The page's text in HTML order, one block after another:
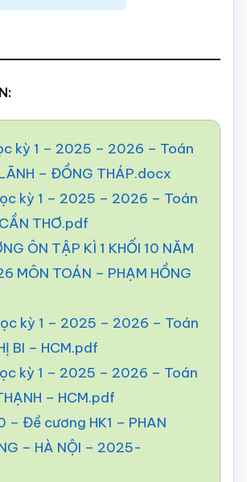
kỳ 1 – 2025 – 2026 – Toán
– ĐỒNG THÁP.docx
kỳ 1 – 2025 – 2026 – Toán
THƠ.pdf
ÔN TẬP KÌ 1 KHỐI 10 NĂM
MÔN TOÁN – PHẠM HỒNG
kỳ 1 – 2025 – 2026 – Toán
BI – HCM.pdf
kỳ 1 – 2025 – 2026 – Toán
– HCM.pdf
– Đề cương HK1 – PHAN
– HÀ NỘI – 2025-